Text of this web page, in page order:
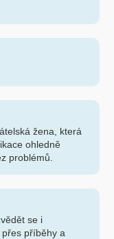
žena, která
ohledně
problémů.
se i
příběhy a